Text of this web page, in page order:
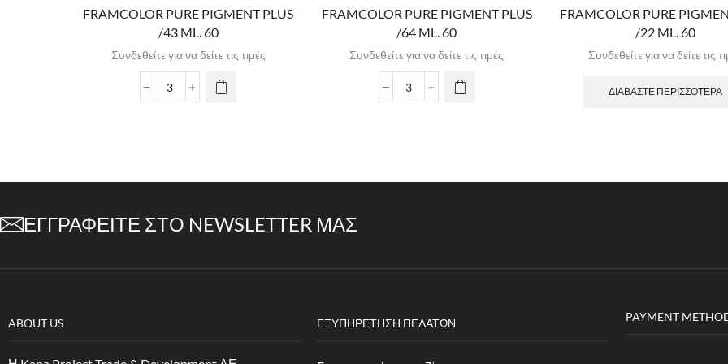
FRAMCOLOR PURE PIGMENT PLUS
/43 ML. 60
Συνδεθείτε για να δείτε τις τιμές
FRAMCOLOR PURE PIGMENT PLUS
/64 ML. 60
Συνδεθείτε για να δείτε τις τιμές
FRAMCOLOR PURE
/22 ML. 60
Συνδεθείτε για να δείτε τις
ΔΙΑΒΆΣΤΕ ΠΕΡΙΣΣΌΤΕΡΑ
ΕΓΓΡΑΦΕΊΤΕ ΣΤΟ NEWSLETTER ΜΑΣ
ABOUT US ΕΞΥΠΗΡΈΤΗΣΗ ΠΕΛΑΤΏΝ PAYMENT